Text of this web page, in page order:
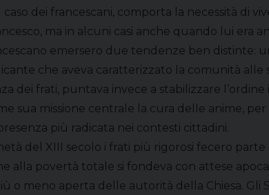
dei francescani, comporta la necessità di
ma in alcuni casi anche quando lui era
emersero due tendenze ben distinte:
che aveva caratterizzato la comunità alle
dei frati, puntava invece a stabilizzare
sua missione centrale la cura delle anime,
più radicata nei contesti cittadini.
del XIII secolo i frati più rigorosi fecero
alla povertà totale si fondeva con attese
o meno aperta delle autorità della Chiesa. Gli